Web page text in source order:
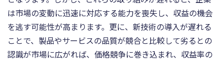
は市場の変動に迅速に対応する能力を喪失し、収益の機会
を逃す可能性が高まります。更に、新技術の導入が遅れる
ことで、製品やサービスの品質が競合と比較して劣るとの
認識が市場に広がれば、価格競争に巻き込まれ、収益率の